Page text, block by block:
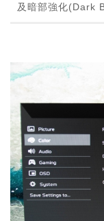
及暗部強化(Dark